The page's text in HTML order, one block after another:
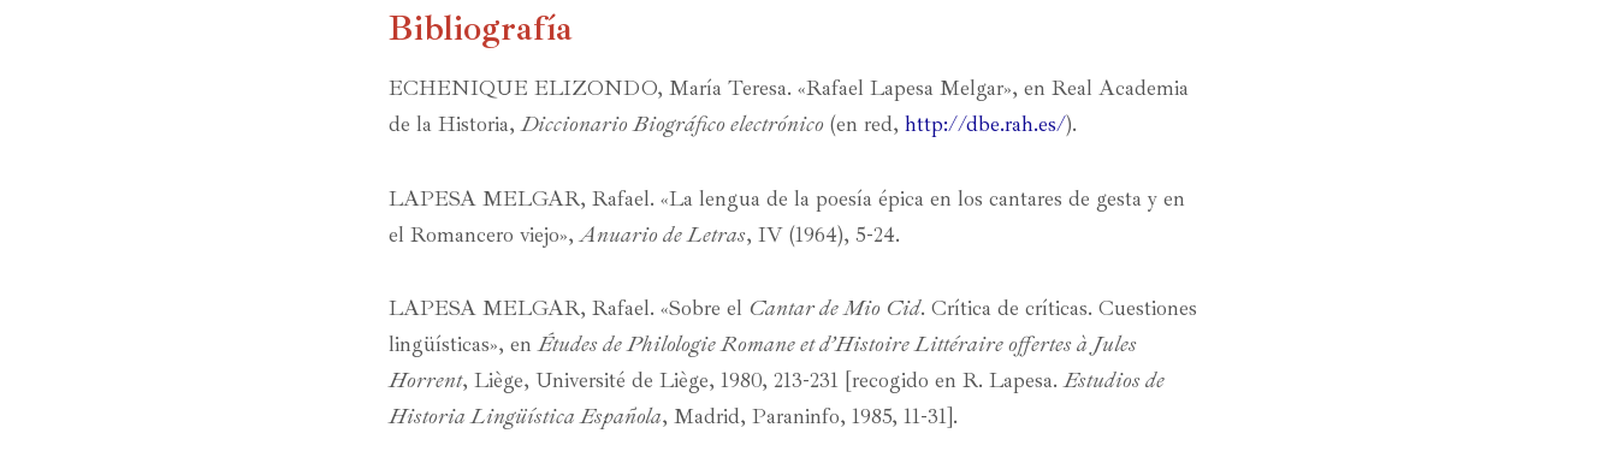
Bibliografía
ECHENIQUE ELIZONDO, María Teresa. «Rafael Lapesa Melgar», en Real Academia
de la Historia,Diccionario Biográfico electrónico (en red, http://dbe.rah.es/).
LAPESA MELGAR, Rafael. «La lengua de la poesía épica en los cantares de gesta y en
el Romancero viejo»,Anuario de Letras, IV (1964), 5-24.
LAPESA MELGAR, Rafael. «Sobre el Cantar de Mio Cid. Crítica de críticas. Cuestiones
lingüísticas», enÉtudes de Philologie Romane et d’Histoire Littéraire offertes à Jules
Horrent, Liège, Université de Liège, 1980, 213-231 [recogido en R. Lapesa.Estudios de
Historia Lingüística Española, Madrid, Paraninfo, 1985, 11-31].